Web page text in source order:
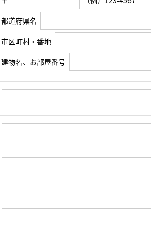
都道府県名
市区町村・番地
建物名、お部屋番号